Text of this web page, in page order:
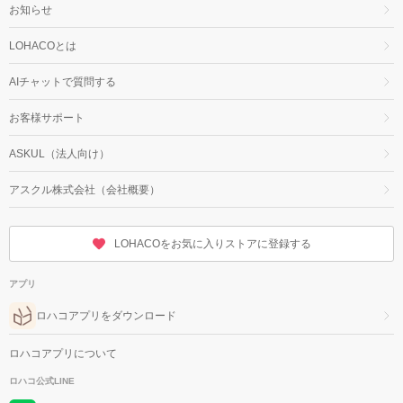
お知らせ
LOHACOとは
AIチャットで質問する
お客様サポート
ASKUL（法人向け）
アスクル株式会社（会社概要）
LOHACOをお気に入りストアに登録する
アプリ
ロハコアプリをダウンロード
ロハコアプリについて
ロハコ公式LINE